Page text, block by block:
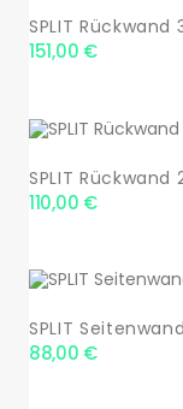
SPLIT Rückwand
151,00 €
SPLIT Rückwand
110,00 €
SPLIT
88,00 €